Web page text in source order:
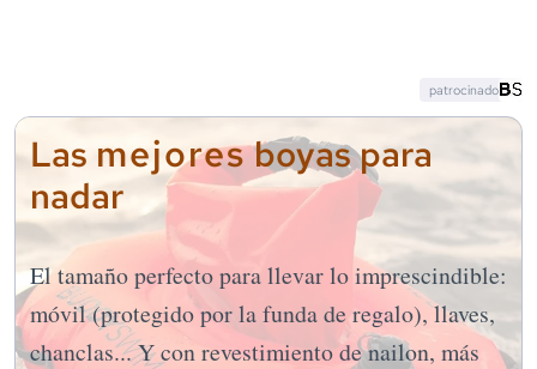
Las mejoresboyas para
nadar
El tamaño perfecto para llevar lo imprescindible:
móvil (protegido por la funda de regalo), llaves,
chanclas... Y con revestimiento de nailon, más
patrocinado